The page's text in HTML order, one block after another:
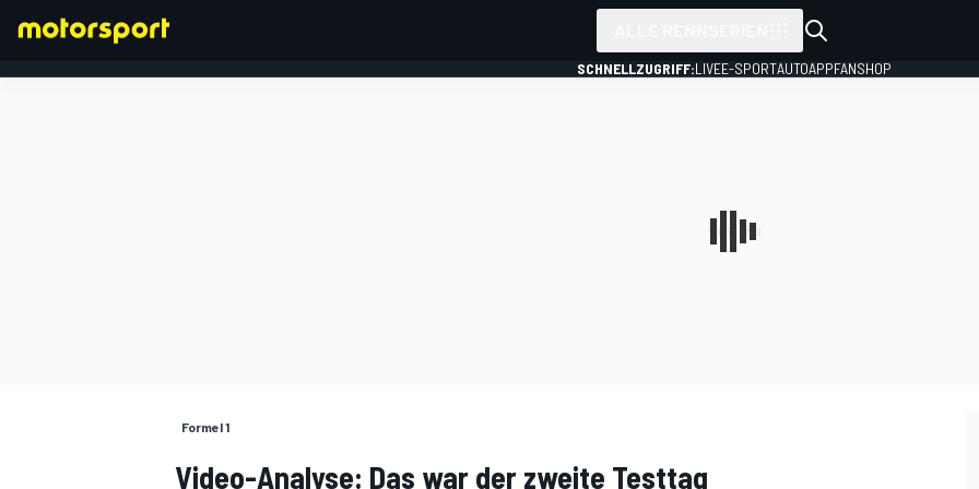
SCHNELLZUGRIFF:LIVEE-SPORTAUTOAPPFANSHOP
Formel 1
Video-Analyse: Das war der zweite Testtag